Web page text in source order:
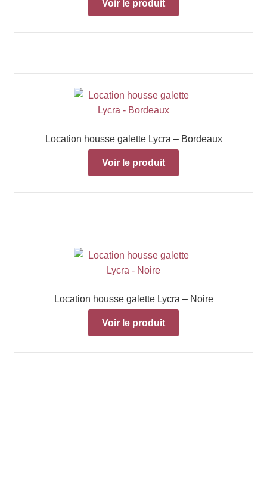
Voir le produit
Location housse galette Lycra – Bordeaux
Voir le produit
Location housse galette Lycra – Noire
Voir le produit